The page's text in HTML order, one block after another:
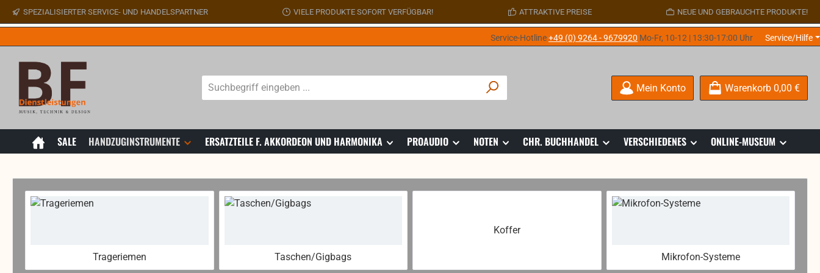
Hauptinhalt springen
Zur Suche springen
Zur Hauptnavigation springen
SPEZIALISIERTER SERVICE- UND HANDELSPARTNER VIELE PRODUKTE SOFORT VERFÜGBAR! ATTRAKTIVE PREISE NEUE UND GEBRAUCHTE PRODUKTE!
Service-Hotline+49 (0) 9264 - 9679920 Mo-Fr, 10-12 | 13:30-17:00 Uhr Service/Hilfe
Mein Konto Warenkorb 0,00 €
SALE HANDZUGINSTRUMENTE ERSATZTEILE F. AKKORDEON UND HARMONIKA PROAUDIO NOTEN CHR. BUCHHANDEL VERSCHIEDENES ONLINE-MUSEUM
Trageriemen Taschen/Gigbags
Koffer
Mikrofon-Systeme